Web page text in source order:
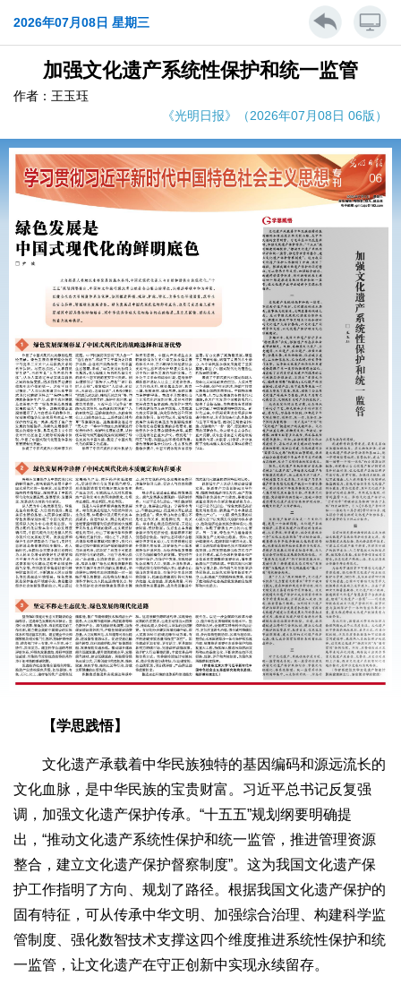
2026年07月08日 星期三
加强文化遗产系统性保护和统一监管
作者：王玉珏
《光明日报》（2026年07月08日 06版）
【学思践悟】
文化遗产承载着中华民族独特的基因编码和源远流长的
文化血脉，是中华民族的宝贵财富。习近平总书记反复强
调，加强文化遗产保护传承。“十五五”规划纲要明确提
出，“推动文化遗产系统性保护和统一监管，推进管理资源
整合，建立文化遗产保护督察制度”。这为我国文化遗产保
护工作指明了方向、规划了路径。根据我国文化遗产保护的
固有特征，可从传承中华文明、加强综合治理、构建科学监
管制度、强化数智技术支撑这四个维度推进系统性保护和统
一监管，让文化遗产在守正创新中实现永续留存。